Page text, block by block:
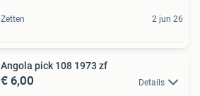
Zetten 2 jun 26
Angola pick 108 1973 zf
€ 6,00 Details